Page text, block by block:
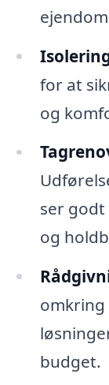
for at
og
ser
og
omkring
budget.